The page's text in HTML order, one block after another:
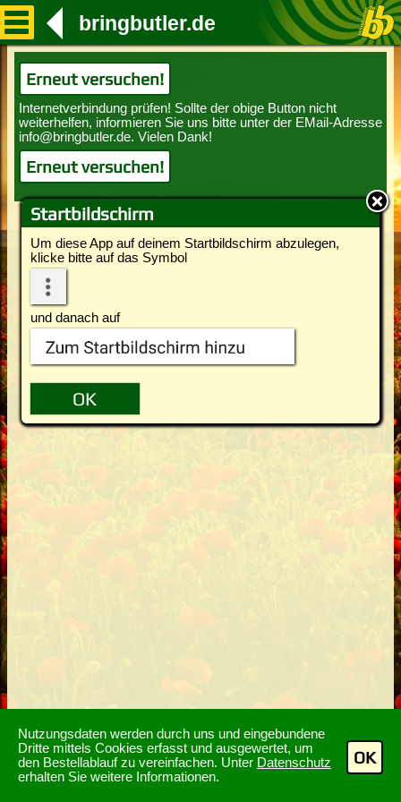
Nutzungsdaten werden durch uns und eingebundene
Dritte mittels Cookies erfasst und ausgewertet, um
den Bestellablauf zu vereinfachen. Unter Datenschutz
erhalten Sie weitere Informationen.
OK
Startbildschirm
Um diese App auf deinem Startbildschirm abzulegen,
klicke bitte auf das Symbol
und danach auf
bringbutler.de
Erneut versuchen!
Erneut versuchen!